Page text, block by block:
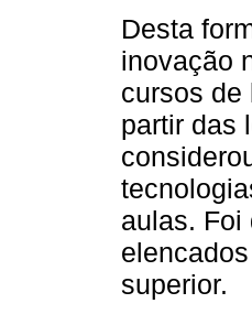
Desta
inovação
cursos de
partir das
aulas. Foi
superior.